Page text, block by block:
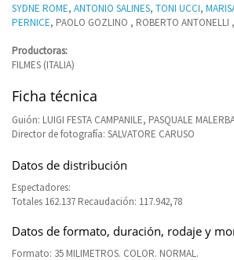
SYDNE ROME, ANTONIO SALINES, TONI UCCI,
PERNICE, PAOLO GOZLINO , ROBERTO ANTONELLI
Productoras:
FILMES (ITALIA)
Ficha técnica
Guión: LUIGI FESTA CAMPANILE, PASQUALE
Director de fotografía: SALVATORE CARUSO
Datos de distribución
Espectadores:
Totales 162.137 Recaudación: 117.942,78
Datos de formato, duración, rodaje y
Formato: 35 MILIMETROS. COLOR. NORMAL.